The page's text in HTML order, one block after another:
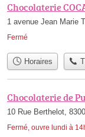
Chocolaterie
1 avenue Jean Marie
Fermé
Horaires
Chocolaterie de
10 Rue Berthelot,
Fermé, ouvre lundi à